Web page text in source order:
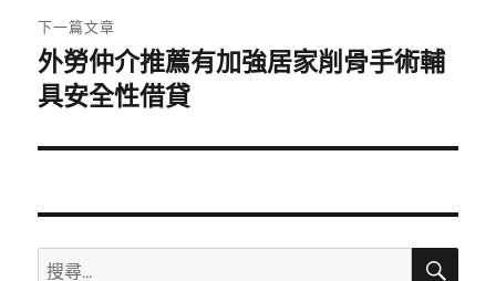
章:
下一篇文章
下
一
文
外勞仲介推薦有加強居家削骨手術輔
具安全性借貸
搜
搜